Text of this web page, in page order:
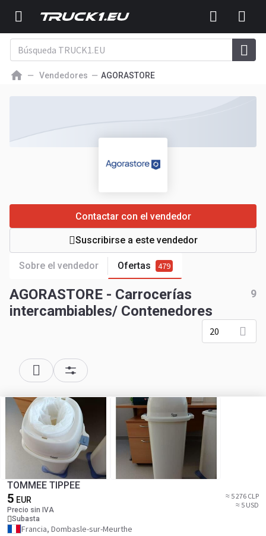
Vendedores AGORASTORE
Sobre el vendedor Ofertas 479
Contactar con el vendedor
Suscribirse a este vendedor
AGORASTORE - Carrocerías
intercambiables/ Contenedores
9
20
TOMMEE TIPPEE
5 EUR
Precio sin IVA
Subasta
≈ 5 276 CLP
≈ 5 USD
Francia, Dombasle-sur-Meurthe